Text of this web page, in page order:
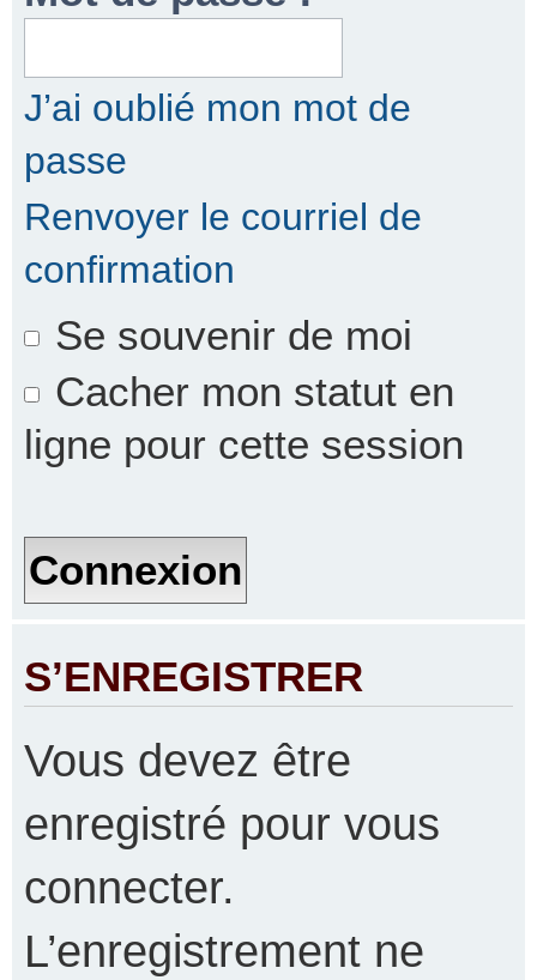
J’ai oublié mon mot de
passe
Renvoyer le courriel de
confirmation
Se souvenir de moi
Cacher mon statut en
ligne pour cette session
S’ENREGISTRER
Vous devez être
enregistré pour vous
connecter.
L’enregistrement ne